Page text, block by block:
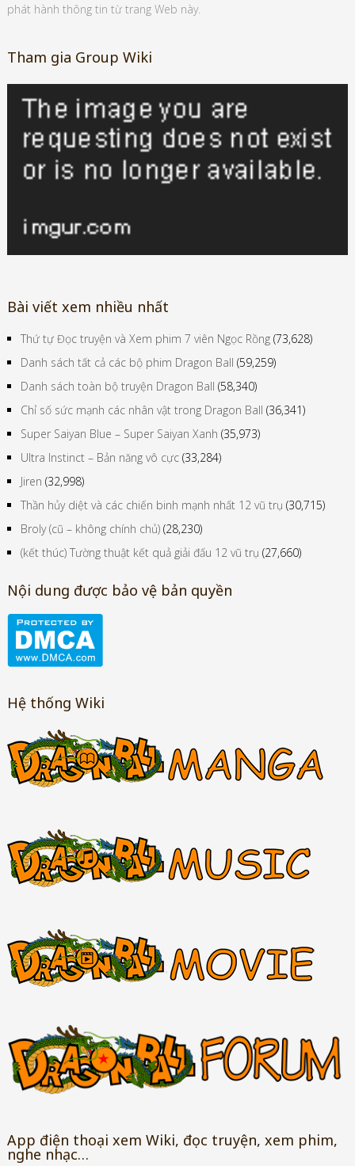
phát hành thông tin từ trang Web này.
Tham gia Group Wiki
Bài viết xem nhiều nhất
Thứ tự Đọc truyện và Xem phim 7 viên Ngọc Rồng (73,628)
Danh sách tất cả các bộ phim Dragon Ball (59,259)
Danh sách toàn bộ truyện Dragon Ball (58,340)
Chỉ số sức mạnh các nhân vật trong Dragon Ball (36,341)
Super Saiyan Blue – Super Saiyan Xanh (35,973)
Ultra Instinct – Bản năng vô cực (33,284)
Jiren (32,998)
Thần hủy diệt và các chiến binh mạnh nhất 12 vũ trụ (30,715)
Broly (cũ – không chính chủ) (28,230)
(kết thúc) Tường thuật kết quả giải đấu 12 vũ trụ (27,660)
Nội dung được bảo vệ bản quyền
Hệ thống Wiki
App điện thoại xem Wiki, đọc truyện, xem phim,
nghe nhạc…